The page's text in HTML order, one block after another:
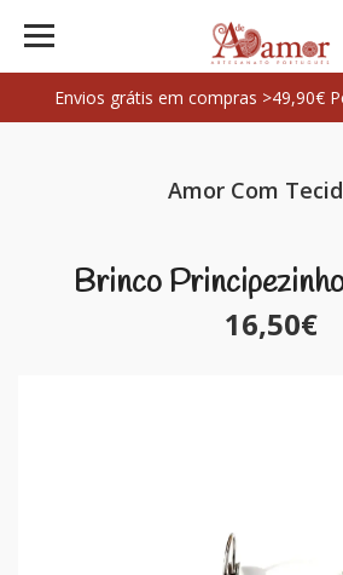
Envios grátis em compras >49,90€
Amor Com
Brinco
16,50€